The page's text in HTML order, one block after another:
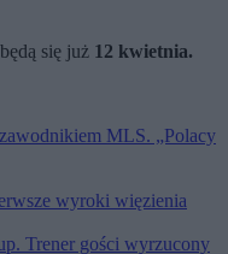
się już 12 kwietnia.
MLS. „Polacy
wyroki więzienia
Trener gości wyrzucony